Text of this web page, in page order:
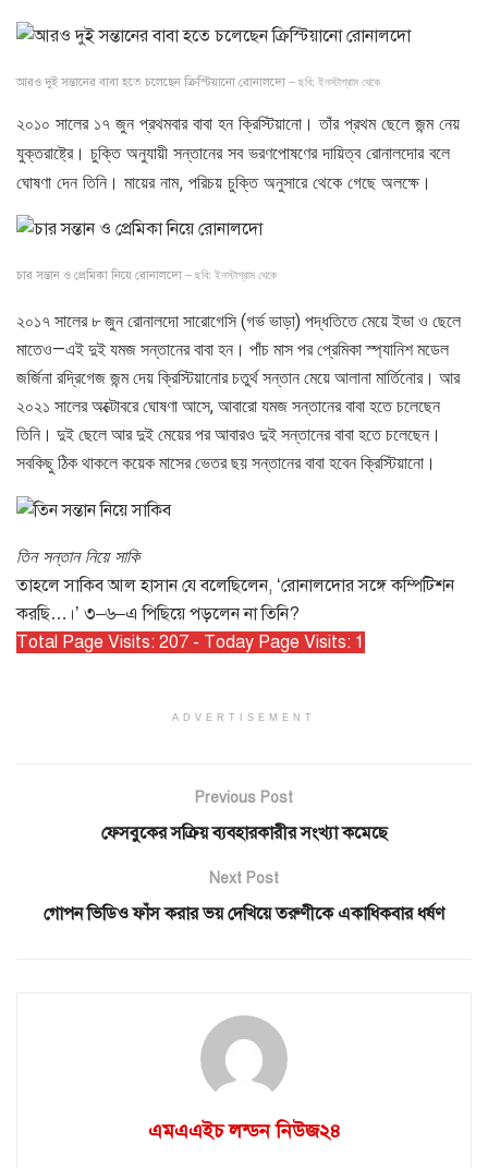
আরও দুই সন্তানের বাবা হতে চলেছেন ক্রিস্টিয়ানো রোনালদো – ছবি: ইনস্টাগ্রাম থেকে
২০১০ সালের ১৭ জুন প্রথমবার বাবা হন ক্রিস্টিয়ানো। তাঁর প্রথম ছেলে জন্ম নেয়
যুক্তরাষ্ট্রে। চুক্তি অনুযায়ী সন্তানের সব ভরণপোষণের দায়িত্ব রোনালদোর বলে
ঘোষণা দেন তিনি। মায়ের নাম, পরিচয় চুক্তি অনুসারে থেকে গেছে অলক্ষে।
চার সন্তান ও প্রেমিকা নিয়ে রোনালদো – ছবি: ইনস্টাগ্রাম থেকে
২০১৭ সালের ৮ জুন রোনালদো সারোগেসি (গর্ভ ভাড়া) পদ্ধতিতে মেয়ে ইভা ও ছেলে
মাতেও—এই দুই যমজ সন্তানের বাবা হন। পাঁচ মাস পর প্রেমিকা স্প্যানিশ মডেল
জর্জিনা রদ্রিগেজ জন্ম দেয় ক্রিস্টিয়ানোর চতুর্থ সন্তান মেয়ে আলানা মার্তিনোর। আর
২০২১ সালের অক্টোবরে ঘোষণা আসে, আবারো যমজ সন্তানের বাবা হতে চলেছেন
তিনি। দুই ছেলে আর দুই মেয়ের পর আবারও দুই সন্তানের বাবা হতে চলেছেন।
সবকিছু ঠিক থাকলে কয়েক মাসের ভেতর ছয় সন্তানের বাবা হবেন ক্রিস্টিয়ানো।
তিন সন্তান নিয়ে সাকি
তাহলে সাকিব আল হাসান যে বলেছিলেন, ‘রোনালদোর সঙ্গে কম্পিটিশন
করছি…।’ ৩–৬–এ পিছিয়ে পড়লেন না তিনি?
Total Page Visits: 207 - Today Page Visits: 1
ADVERTISEMENT
Previous Post
ফেসবুকের সক্রিয় ব্যবহারকারীর সংখ্যা কমেছে
Next Post
গোপন ভিডিও ফাঁস করার ভয় দেখিয়ে তরুণীকে একাধিকবার ধর্ষণ
এমএএইচ লন্ডন নিউজ২৪